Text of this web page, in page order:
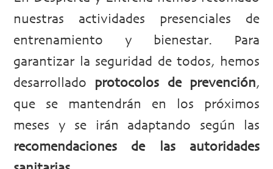
nuestras actividades presenciales de
entrenamiento y bienestar. Para
garantizar la seguridad de todos, hemos
desarrollado protocolos de prevención,
que se mantendrán en los próximos
meses y se irán adaptando según las
recomendaciones de las autoridades